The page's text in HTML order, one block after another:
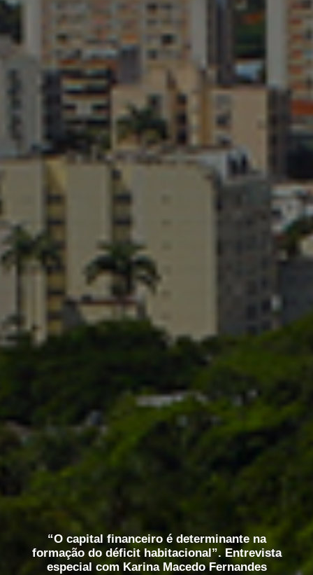
“O capital financeiro é determinante na
formação do déficit habitacional”. Entrevista
especial com Karina Macedo Fernandes